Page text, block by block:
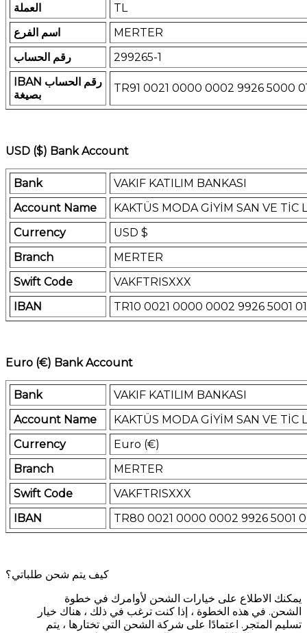
TL
MERTER
299265-1
IBAN رقم الحساب
بصيغة
TR91 0021 0000 0002 9926 5000
USD ($) Bank Account
Bank
VAKIF KATILIM BANKASI
Account Name
KAKTÜS MODA GİYİM SAN VE TİC
Currency
USD $
Branch
MERTER
Swift Code
VAKFTRISXXX
IBAN
TR10 0021 0000 0002 9926 5001 01
Euro (€) Bank Account
Bank
VAKIF KATILIM BANKASI
Account Name
KAKTÜS MODA GİYİM SAN VE TİC
Currency
Euro (€)
Branch
MERTER
Swift Code
VAKFTRISXXX
IBAN
TR80 0021 0000 0002 9926 5001
كيف يتم شحن طلباتي؟
يمكنك الاطلاع على خيارات الشحن لأوامرك في خطوة
الشحن. في هذه الخطوة ، إذا كنت ترغب في ذلك ، هناك خيار
تسليم المتجر. اعتمادًا على شركة الشحن التي تختارها ، يتم